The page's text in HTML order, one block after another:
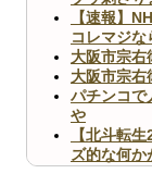
【速報】
コレマジな
大阪市宗右
大阪市宗右
パチンコで
や
【北斗転
ズ的な何か